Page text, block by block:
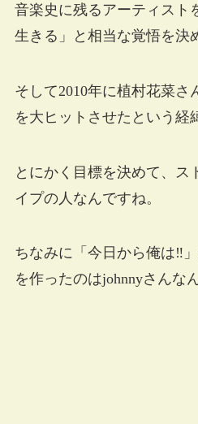
音楽史に残るアーティスト
生きる」と相当な覚悟を決
そして2010年に植村花菜さ
を大ヒットさせたという経
とにかく目標を決めて、ス
イプの人なんですね。
ちなみに「今日から俺は‼
を作ったのはjohnnyさんな